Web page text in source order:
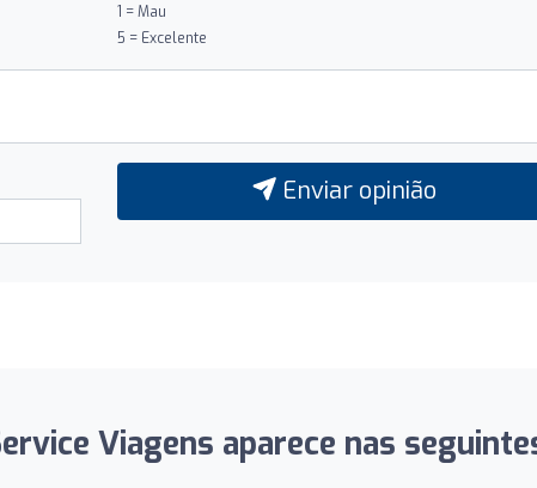
1 = Mau
5 = Excelente
Enviar opinião
Viagens aparece nas